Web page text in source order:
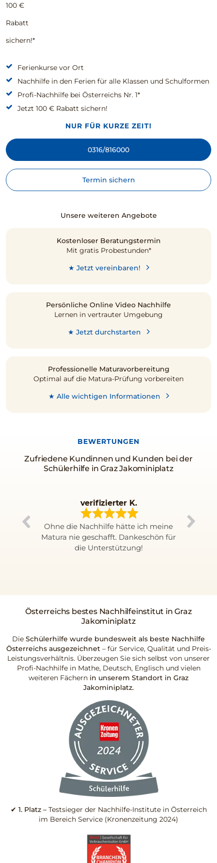
100 €
Rabatt
sichern!*
Ferienkurse vor Ort
Nachhilfe in den Ferien für alle Klassen und Schulformen
Profi-Nachhilfe bei Österreichs Nr. 1*
Jetzt 100 € Rabatt sichern!
NUR FÜR KURZE ZEIT!
0316/816000
Termin sichern
Unsere weiteren Angebote
Kostenloser Beratungstermin
Mit gratis Probestunden*
★ Jetzt vereinbaren!
Persönliche Online Video Nachhilfe
Lernen in vertrauter Umgebung
★ Jetzt durchstarten
Professionelle Maturavorbereitung
Optimal auf die Matura-Prüfung vorbereiten
★ Alle wichtigen Informationen
BEWERTUNGEN
Zufriedene Kundinnen und Kunden bei der
Schülerhilfe in Graz Jakominiplatz
verifizierter K.
Ohne die Nachhilfe hätte ich meine
Matura nie geschafft. Dankeschön für
die Unterstützung!
Österreichs bestes Nachhilfeinstitut in Graz
Jakominiplatz
Die Schülerhilfe wurde bundesweit als beste Nachhilfe
Österreichs ausgezeichnet – für Service, Qualität und Preis-
Leistungsverhältnis. Überzeugen Sie sich selbst von unserer
Profi-Nachhilfe in Mathe, Deutsch, Englisch und vielen
weiteren Fächern in unserem Standort in Graz
Jakominiplatz.
✔ 1. Platz – Testsieger der Nachhilfe-Institute in Österreich
im Bereich Service (Kronenzeitung 2024)